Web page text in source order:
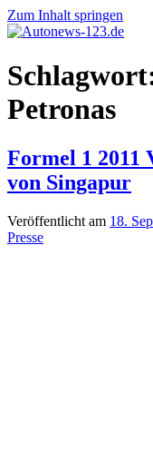
Zum Inhalt springen
Autonews-
123.de
Autonews
mit
Petronas
Formel 1 2011
von Singapur
Veröffentlicht am 18.
Presse